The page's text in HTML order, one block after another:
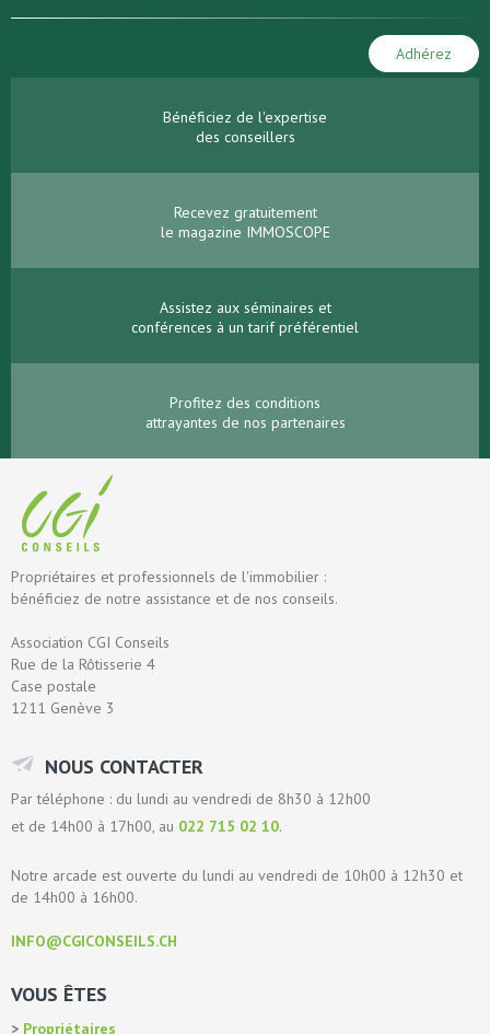
Adhérez
Bénéficiez de l'expertise
des conseillers
Recevez gratuitement
le magazine IMMOSCOPE
Assistez aux séminaires et
conférences à un tarif préférentiel
Profitez des conditions
attrayantes de nos partenaires
Propriétaires et professionnels de l'immobilier :
bénéficiez de notre assistance et de nos conseils.
Association CGI Conseils
Rue de la Rôtisserie 4
Case postale
1211 Genève 3
NOUS CONTACTER
Par téléphone : du lundi au vendredi de 8h30 à 12h00
et de 14h00 à 17h00, au 022 715 02 10.
Notre arcade est ouverte du lundi au vendredi de 10h00 à 12h30 et
de 14h00 à 16h00.
INFO@CGICONSEILS.CH
VOUS ÊTES
Propriétaires